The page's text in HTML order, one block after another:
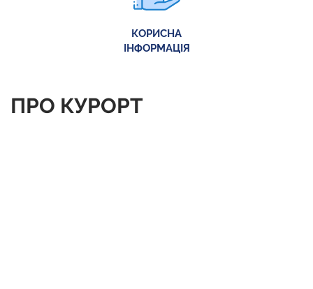
КОРИСНА
ІНФОРМАЦІЯ
ПРО КУРОРТ